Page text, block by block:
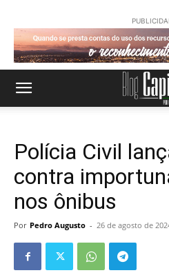
Polícia Civil
contra
nos ônibus
Por Pedro Augusto - 26 de agosto de